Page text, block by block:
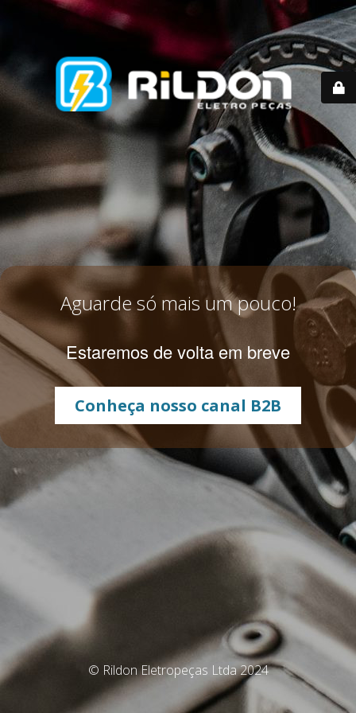
Aguarde só mais um pouco!
Estaremos de volta em breve
Conheça nosso canal B2B
© Rildon Eletropeças Ltda 2024